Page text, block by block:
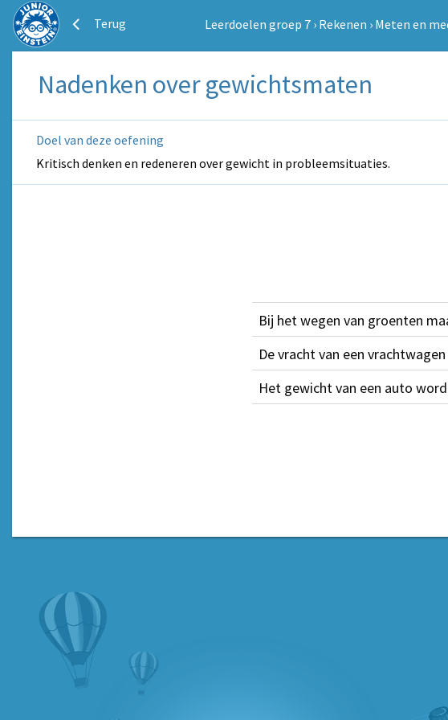
Terug Leerdoelen groep 7 › Rekenen › Meten en
Nadenken over gewichtsmaten
Doel van deze oefening
Kritisch denken en redeneren over gewicht in probleemsituaties.
Bij het wegen van groenten
De vracht van een
Het gewicht van een auto